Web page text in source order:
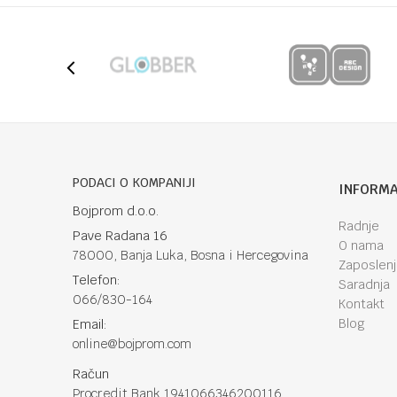
POŠALJI
PODACI O KOMPANIJI
Bojprom d.o.o.
Pave Radana 16
78000, Banja Luka, Bosna i Hercegovina
Telefon:
066/830-164
Email:
online@bojprom.com
Račun
Procredit Bank 1941066346200116
Radnje
O nama
Saradnja
Kontakt
Blog